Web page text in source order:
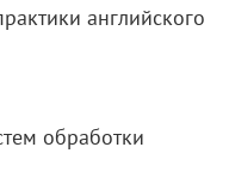
английского
обработки